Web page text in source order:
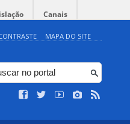
Canais
MAPA DO SITE